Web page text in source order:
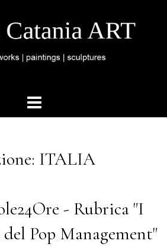
ITALIA
- Rubrica "I
Pop Management"